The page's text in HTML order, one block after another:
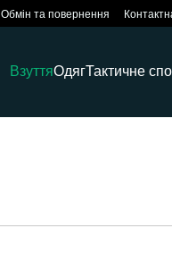
Обмін та повернення
ВзуттяОдягТактичне